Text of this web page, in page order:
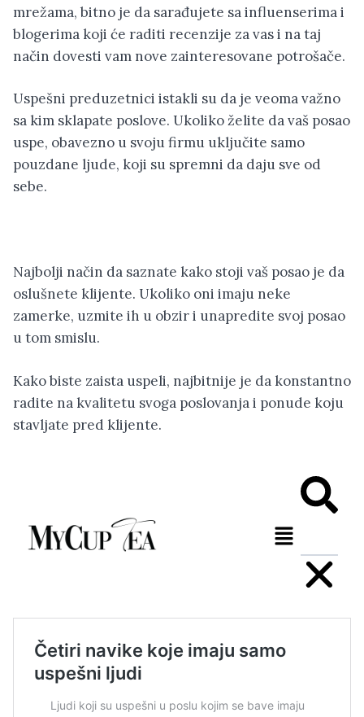
mrežama, bitno je da sarađujete sa influenserima i
blogerima koji će raditi recenzije za vas i na taj
način dovesti vam nove zainteresovane potrošače.
Uspešni preduzetnici istakli su da je veoma važno
sa kim sklapate poslove. Ukoliko želite da vaš posao
uspe, obavezno u svoju firmu uključite samo
pouzdane ljude, koji su spremni da daju sve od
sebe.
Najbolji način da saznate kako stoji vaš posao je da
oslušnete klijente. Ukoliko oni imaju neke
zamerke, uzmite ih u obzir i unapredite svoj posao
u tom smislu.
Kako biste zaista uspeli, najbitnije je da konstantno
radite na kvalitetu svoga poslovanja i ponude koju
stavljate pred klijente.